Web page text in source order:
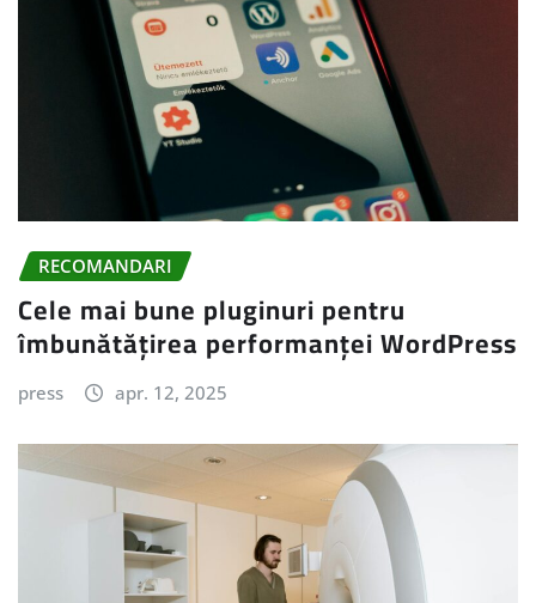
RECOMANDARI
Cele mai bune pluginuri pentru
îmbunătățirea performanței WordPress
press apr. 12, 2025